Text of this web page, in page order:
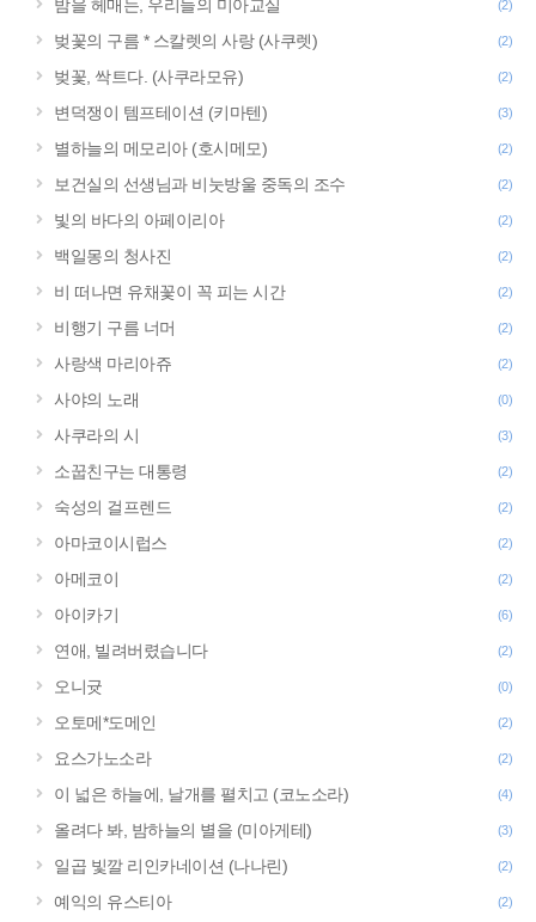
밤을 헤매는, 우리들의 미아교실 (2)
벚꽃의 구름 * 스칼렛의 사랑 (사쿠렛) (2)
벚꽃, 싹트다. (사쿠라모유) (2)
변덕쟁이 템프테이션 (키마텐) (3)
별하늘의 메모리아 (호시메모) (2)
보건실의 선생님과 비눗방울 중독의 조수 (2)
빛의 바다의 아페이리아 (2)
백일몽의 청사진 (2)
비 떠나면 유채꽃이 꼭 피는 시간 (2)
비행기 구름 너머 (2)
사랑색 마리아쥬 (2)
사야의 노래 (0)
사쿠라의 시 (3)
소꿉친구는 대통령 (2)
숙성의 걸프렌드 (2)
아마코이시럽스 (2)
아메코이 (2)
아이카기 (6)
연애, 빌려버렸습니다 (2)
오니귯 (0)
오토메*도메인 (2)
요스가노소라 (2)
이 넓은 하늘에, 날개를 펼치고 (코노소라) (4)
올려다 봐, 밤하늘의 별을 (미아게테) (3)
일곱 빛깔 리인카네이션 (나나린) (2)
예익의 유스티아 (2)